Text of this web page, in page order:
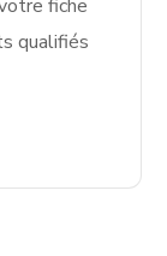
fiche
qualifiés